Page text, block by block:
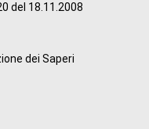
del 18.11.2008
dei Saperi